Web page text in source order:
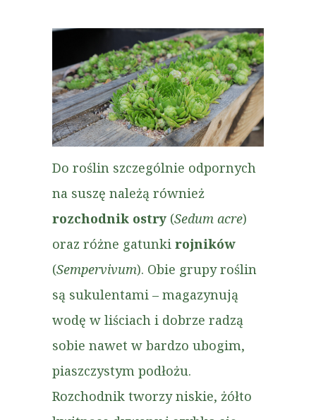
Do roślin szczególnie odpornych
na suszę należą również
rozchodnik ostry (Sedum acre)
oraz różne gatunki rojników
(Sempervivum). Obie grupy roślin
są sukulentami – magazynują
wodę w liściach i dobrze radzą
sobie nawet w bardzo ubogim,
piaszczystym podłożu.
Rozchodnik tworzy niskie, żółto